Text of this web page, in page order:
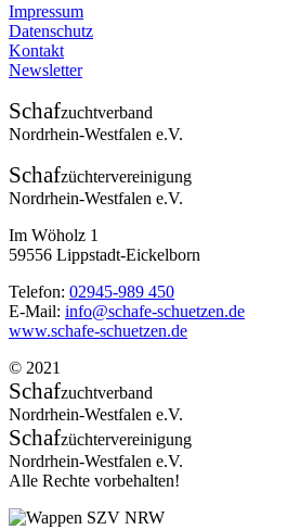
Impressum
Datenschutz
Kontakt
Newsletter
Schafzuchtverband
Nordrhein-Westfalen e.V.
Schafzüchtervereinigung
Nordrhein-Westfalen e.V.
Im Wöholz 1
59556 Lippstadt-Eickelborn
Telefon: 02945-989 450
E-Mail: info@schafe-schuetzen.de
www.schafe-schuetzen.de
© 2021
Schafzuchtverband
Nordrhein-Westfalen e.V.
Schafzüchtervereinigung
Nordrhein-Westfalen e.V.
Alle Rechte vorbehalten!